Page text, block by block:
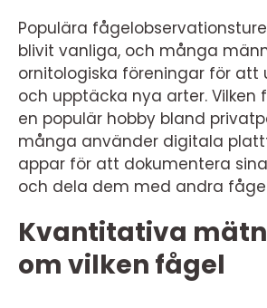
Populära
blivit vanliga, och många
ornitologiska föreningar för att
och upptäcka nya arter. Vilken
en populär hobby bland
många använder digitala
appar för att dokumentera
och dela dem med andra
Kvantitativa
om vilken fågel